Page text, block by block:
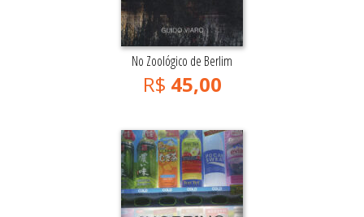
No Zoológico de Berlim
R$ 45,00